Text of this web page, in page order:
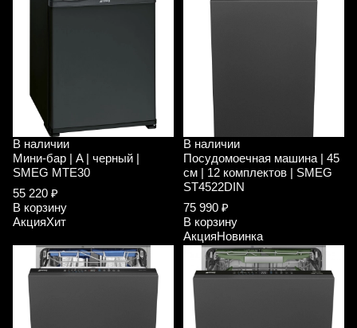
В наличии
Мини-бар | A | черный |
SMEG MTE30
55 220 ₽
В корзину
АкцияХит
В наличии
Посудомоечная машина | 45
см | 12 комплектов | SMEG
ST4522DIN
75 990 ₽
В корзину
АкцияНовинка